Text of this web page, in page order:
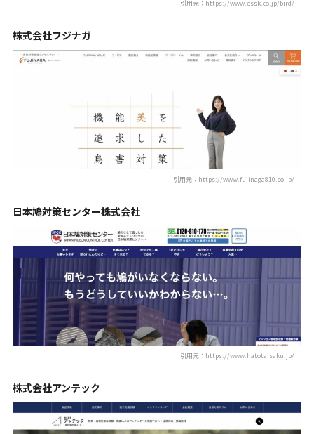
引用元：https://www.essk.co.jp/bird/
株式会社フジナガ
引用元：https://www.fujinaga810.co.jp/
日本鳩対策センター株式会社
引用元：https://www.hatotaisaku.jp/
株式会社アンテック